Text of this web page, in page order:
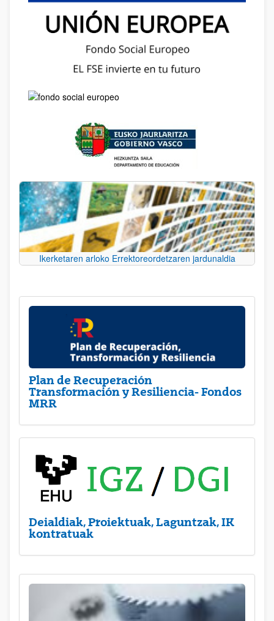
Ikerketaren arloko Errektoreordetzaren jardunaldia
Plan de Recuperación
Transformación y Resiliencia- Fondos
MRR
Deialdiak, Proiektuak, Laguntzak, IK
kontratuak